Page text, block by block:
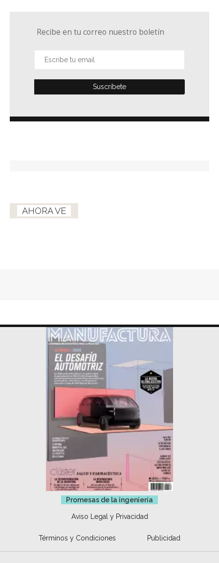
Recibe en tu correo nuestro boletín
AHORA VE
Promesas de la ingeniería
Aviso Legal y Privacidad
Términos y Condiciones Publicidad